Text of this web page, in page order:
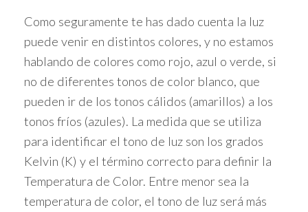
Como seguramente te has dado cuenta la luz
puede venir en distintos colores, y no estamos
hablando de colores como rojo, azul o verde, si
no de diferentes tonos de color blanco, que
pueden ir de los tonos cálidos (amarillos) a los
tonos fríos (azules). La medida que se utiliza
para identificar el tono de luz son los grados
Kelvin (K) y el término correcto para definir la
Temperatura de Color. Entre menor sea la
temperatura de color, el tono de luz será más